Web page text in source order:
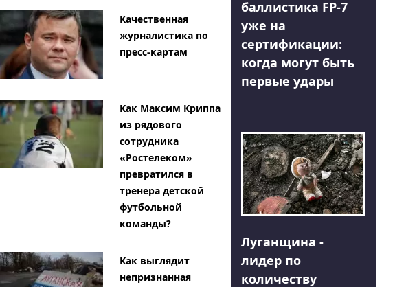
Качественная
журналистика по
пресс-картам
Как Максим Криппа
из рядового
сотрудника
«Ростелеком»
превратился в
тренера детской
футбольной
команды?
Как выглядит
непризнанная
баллистика FP-7
уже на
сертификации:
когда могут быть
первые удары
Луганщина -
лидер по
количеству